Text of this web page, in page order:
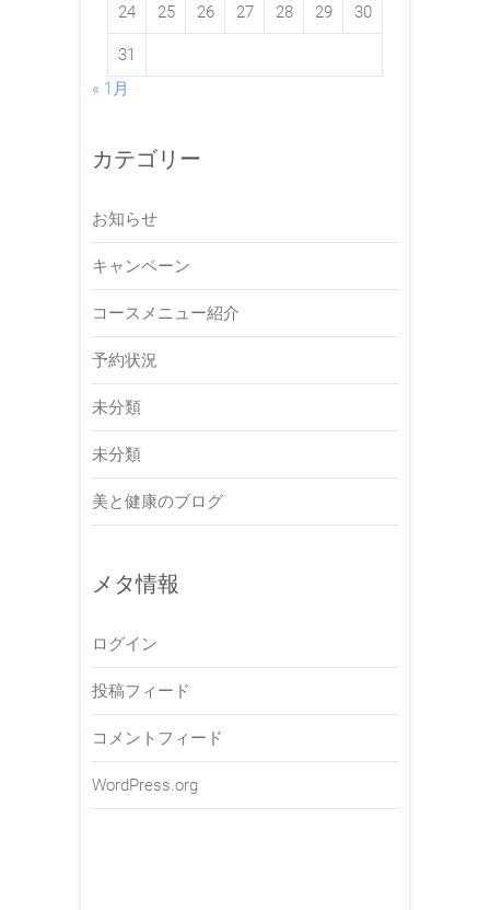
24 25 26 27 28 29 30
31
« 1月
カテゴリー
お知らせ
キャンペーン
コースメニュー紹介
予約状況
未分類
未分類
美と健康のブログ
メタ情報
ログイン
投稿フィード
コメントフィード
WordPress.org